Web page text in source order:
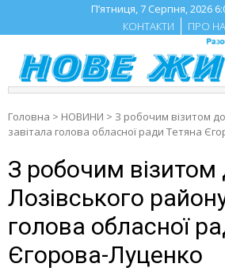
content
П’ятниця, 7 Серпня, 2026
КОНТАКТИ
ПРО
Головна > НОВИНИ > З робочим візитом
завітала голова обласної ради Тетяна
З робочим візитом
Лозівського
голова обласної
Єгорова-Луценко